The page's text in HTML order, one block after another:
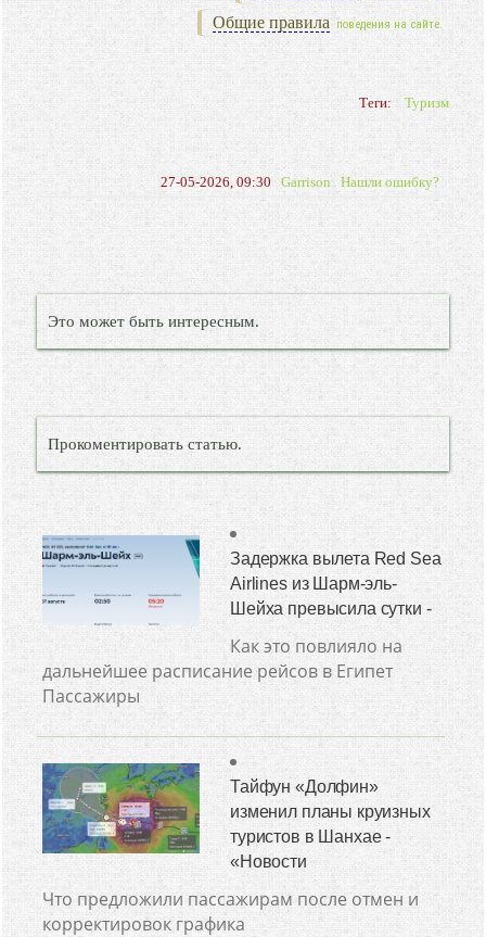
Общие правила поведения на сайте.
Теги: Туризм
27-05-2026, 09:30 Garrison Нашли ошибку?
Это может быть интересным.
Прокоментировать статью.
Задержка вылета Red Sea
Airlines из Шарм-эль-
Шейха превысила сутки -
Как это повлияло на
дальнейшее расписание рейсов в Египет
Пассажиры
Тайфун «Долфин»
изменил планы круизных
туристов в Шанхае -
«Новости
Что предложили пассажирам после отмен и
корректировок графика